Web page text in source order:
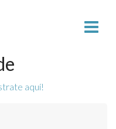
aquí!